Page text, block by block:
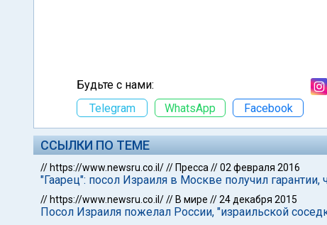
Будьте с нами:
Telegram
WhatsApp Facebook
ССЫЛКИ ПО ТЕМЕ
// https://www.newsru.co.il/// Пресса //02 февраля 2016
"Гаарец": посол Израиля в Москве получил гарантии,
// https://www.newsru.co.il/// В мире //24 декабря 2015
Посол Израиля пожелал России, "израильской